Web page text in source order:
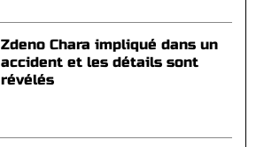
Zdeno Chara impliqué dans un
accident et les détails sont
révélés